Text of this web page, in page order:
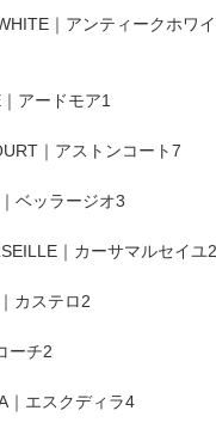
｜アンティークホワイ
アードモア1
｜アストンコート7
ベッラージオ3
｜カーサマルセイユ2
カステロ2
ーチ2
｜エスクディラ4